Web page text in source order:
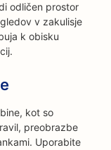
odličen prostor
v zakulisje
k obisku
kot so
preobrazbe
Uporabite